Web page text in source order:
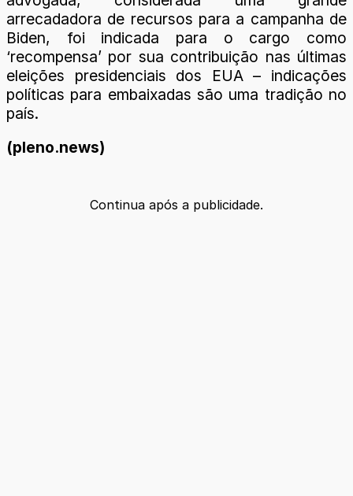
arrecadadora de recursos para a campanha de
Biden, foi indicada para o cargo como
‘recompensa’ por sua contribuição nas últimas
eleições presidenciais dos EUA – indicações
políticas para embaixadas são uma tradição no
país.
(pleno.news)
Continua após a publicidade.